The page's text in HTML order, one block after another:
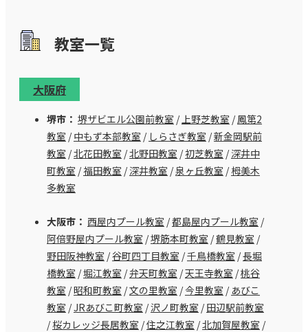
教室⼀覧
大阪府
堺市： 堺ザビエル公園前教室 / 上野芝教室 /鳳第2
教室 /中もず本部教室 / しらさぎ教室 /新金岡駅前
教室 /北花田教室 /北野田教室 /初芝教室 /深井中
町教室 /福田教室 /深井教室 /泉ヶ丘教室 /栂美木
多教室
大阪市： 西屋内プール教室 /都島屋内プール教室 /
阿倍野屋内プール教室 /堺筋本町教室 /鶴見教室 /
野田阪神教室 /谷町四丁目教室 /千鳥橋教室 /長堀
橋教室 /堀江教室 /弁天町教室 /天王寺教室 /桃谷
教室 /昭和町教室 /文の里教室 /今里教室 / あびこ
教室 /JRあびこ町教室 /沢ノ町教室 /田辺駅前教室
/桜カレッジ長居教室 /住之江教室 /北加賀屋教室 /